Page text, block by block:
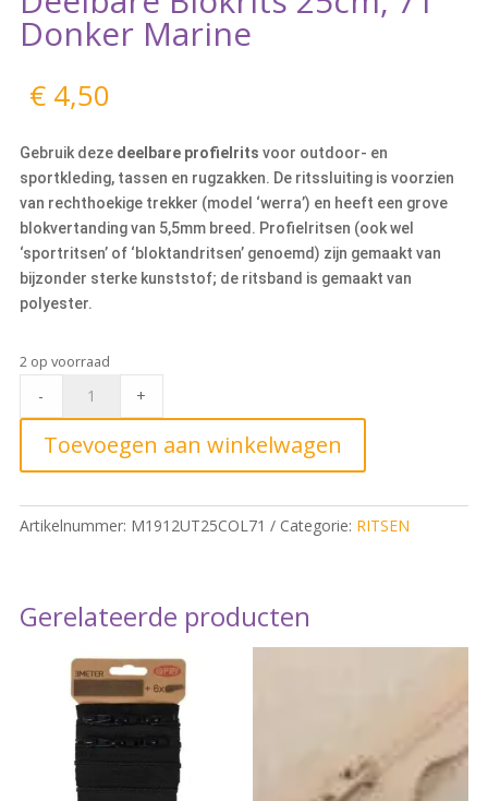
Donker Marine
€4,50
Gebruik deze deelbare profielrits voor outdoor- en
sportkleding, tassen en rugzakken. De ritssluiting is voorzien
van rechthoekige trekker (model ‘werra’) en heeft een grove
blokvertanding van 5,5mm breed. Profielritsen (ook wel
‘sportritsen’ of ‘bloktandritsen’ genoemd) zijn gemaakt van
bijzonder sterke kunststof; de ritsband is gemaakt van
polyester.
2 op voorraad
25cm,
Marine
quantity
- +
Toevoegen aan winkelwagen
Artikelnummer: M1912UT25COL71 Categorie: RITSEN
Gerelateerde producten